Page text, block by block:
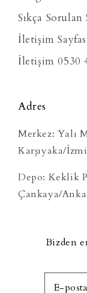
Sıkça
İletişim
İletişim 0530
Adres
Merkez: Yalı
Karşıyaka/
Depo: Keklik
Çankaya/
Bizden